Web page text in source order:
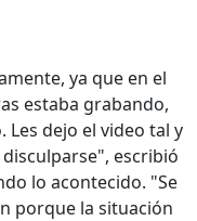
ya que en el
estaba grabando,
Les dejo el video tal y
escribió
lo acontecido. "Se
porque la situación